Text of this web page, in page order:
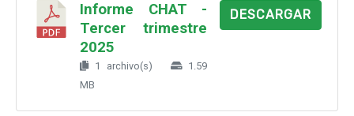
Informe CHAT -
Tercer trimestre
2025
1 archivo(s)
1.59
MB
DESCARGAR